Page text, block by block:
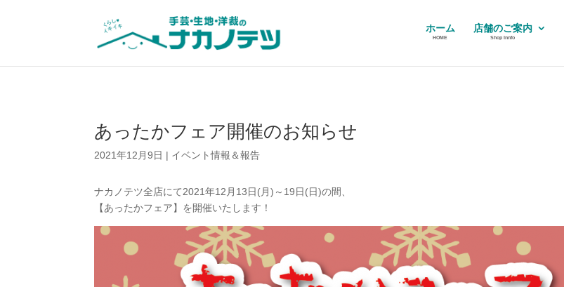
ホーム
HOME
店舗のご案内
Shop Innfo
あったかフェア開催のお知らせ
2021年12月9日 | イベント情報＆報告
ナカノテツ全店にて2021年12月13日(月)～19日(日)の間、
【あったかフェア】を開催いたします！